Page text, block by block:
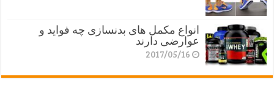
انواع مکمل های بدنسازی چه فواید و
عوارضی دارند
2017/05/16